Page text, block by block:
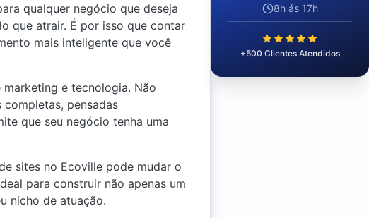
qualquer negócio que deseja
que atrair. É por isso que contar
mais inteligente que você
e tecnologia. Não
pensadas
que seu negócio tenha uma
sites no Ecoville pode mudar o
para construir não apenas um
nicho de atuação.
8h ás 17h
+500 Clientes Atendidos